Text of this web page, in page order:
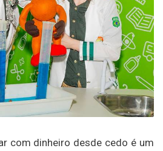
com dinheiro desde cedo é um